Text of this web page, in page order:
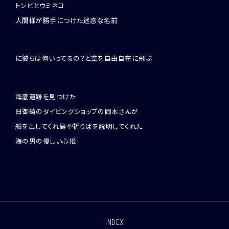
トンビとウミネコ
人間様が勝手につけた迷惑な名前
に彼らは何いってるの？と空を自由自在に飛ぶ
海底遺跡を見つけた
日御碕のダイビングショップの岡本さんが
船を出してくれ島や祈りばを説明してくれた
海の男の優しい心根
INDEX